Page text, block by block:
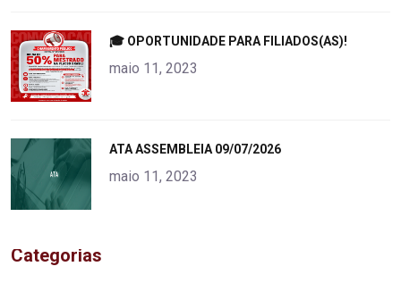
alt="product">
🎓 OPORTUNIDADE PARA FILIADOS(AS)!
maio 11, 2023
alt="product">
ATA ASSEMBLEIA 09/07/2026
maio 11, 2023
Categorias